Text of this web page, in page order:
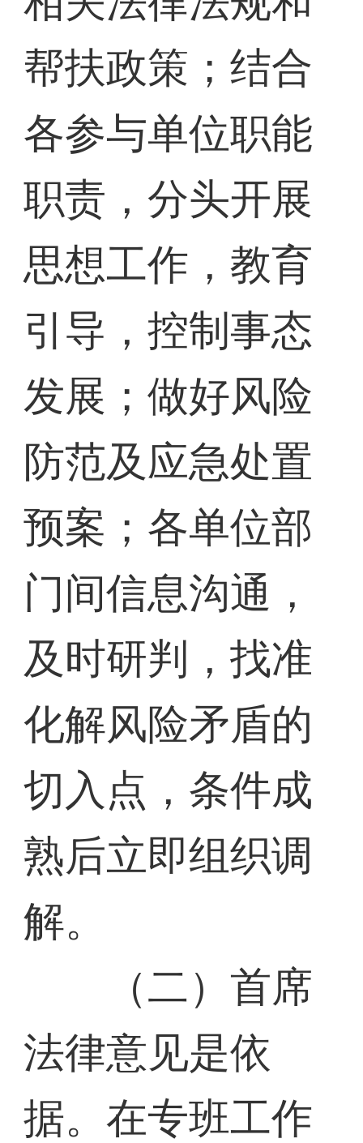
帮扶政策；结合
各参与单位职能
职责，分头开展
思想工作，教育
引导，控制事态
发展；做好风险
防范及应急处置
预案；各单位部
门间信息沟通，
及时研判，找准
化解风险矛盾的
切入点，条件成
熟后立即组织调
解。
（二）首席
法律意见是依
据。在专班工作